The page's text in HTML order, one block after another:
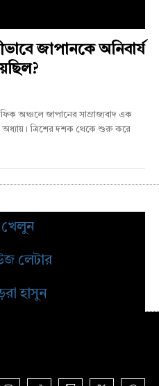
জাপানকে অনিবার্য
অঞ্চলে জাপানের সাম্রাজ্যবাদ এক
ত্রিশের দশক থেকে শুরু করে
খেলুন
লেটার
হাসুন